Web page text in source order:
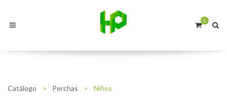
0
Catálogo > Perchas > Niños